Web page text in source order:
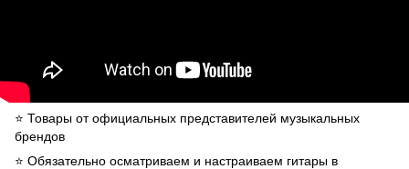
⭐️ Товары от официальных представителей музыкальных
брендов
⭐️ Обязательно осматриваем и настраиваем гитары в